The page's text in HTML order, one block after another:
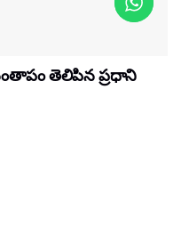
తెలిపిన ప్రధాని